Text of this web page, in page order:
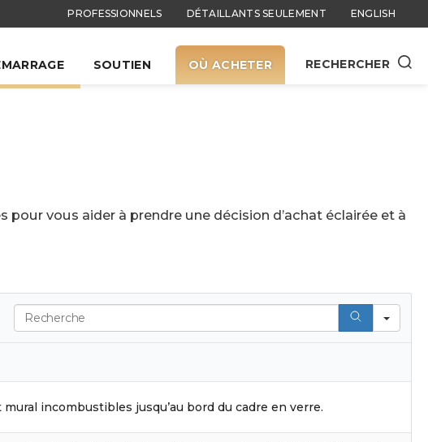
PROFESSIONNELS DÉTAILLANTS SEULEMENT ENGLISH
SOUTIEN OÙ ACHETER RECHERCHER
vous aider à prendre une décision d’achat éclairée et à
Search
incombustibles jusqu’au bord du cadre en verre.